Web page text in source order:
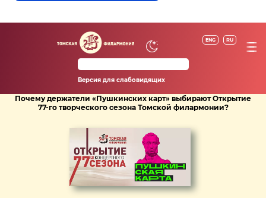
ENG RU
Версия для слабовидящих
Почему держатели «Пушкинских карт» выбирают Открытие
77-го творческого сезона Томской филармонии?